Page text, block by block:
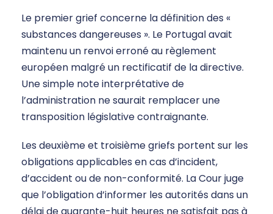
Le premier grief concerne la définition des «
substances dangereuses ». Le Portugal avait
maintenu un renvoi erroné au règlement
européen malgré un rectificatif de la directive.
Une simple note interprétative de
l’administration ne saurait remplacer une
transposition législative contraignante.
Les deuxième et troisième griefs portent sur les
obligations applicables en cas d’incident,
d’accident ou de non-conformité. La Cour juge
que l’obligation d’informer les autorités dans un